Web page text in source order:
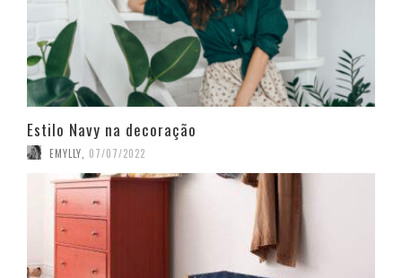
Estilo Navy na decoração
EMYLLY 07/07/2022